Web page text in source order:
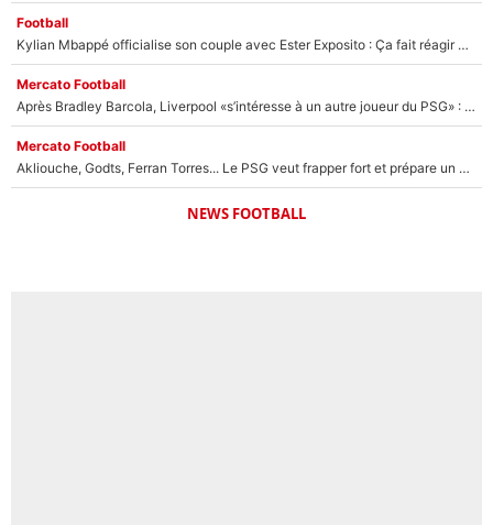
Football
Kylian Mbappé officialise son couple avec Ester Exposito : Ça fait réagir Achraf Hakimi et Ousmane Dembélé (et c’est drôle)
Mercato Football
Après Bradley Barcola, Liverpool «s’intéresse à un autre joueur du PSG» : Fabrizio Romano donne le nom du Parisien qui pourrait le suivre chez les Reds !
Mercato Football
Akliouche, Godts, Ferran Torres... Le PSG veut frapper fort et prépare un mercato à plus de 190M€ pour régaler Luis Enrique cet été !
NEWS FOOTBALL